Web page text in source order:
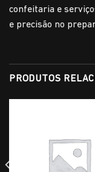
confeitaria e
e precisão no
PRODUTOS